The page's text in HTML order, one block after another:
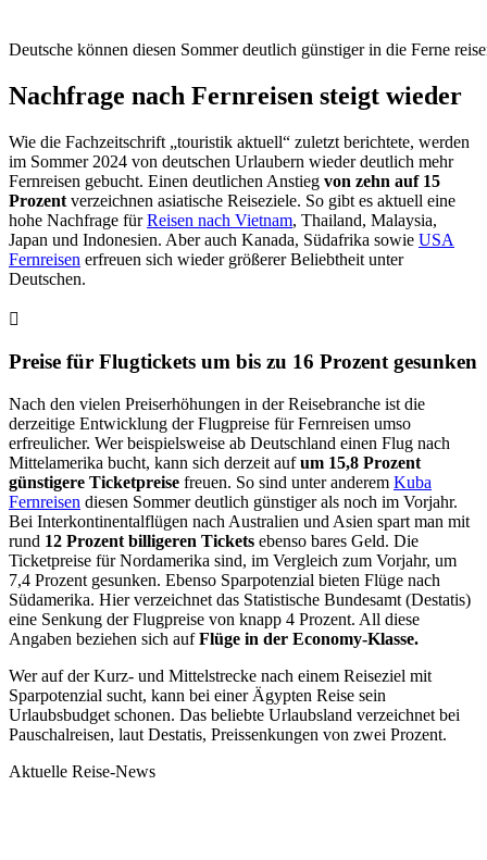
Deutsche können diesen Sommer deutlich günstiger in die Ferne
Nachfrage nach Fernreisen steigt wieder
Wie die Fachzeitschrift „touristik aktuell“ zuletzt berichtete, werden
im Sommer 2024 von deutschen Urlaubern wieder deutlich mehr
Fernreisen gebucht. Einen deutlichen Anstieg von zehn auf 15
Prozent verzeichnen asiatische Reiseziele. So gibt es aktuell eine
hohe Nachfrage fürReisen nach Vietnam, Thailand, Malaysia,
Japan und Indonesien. Aber auch Kanada, Südafrika sowie USA
Fernreisen erfreuen sich wieder größerer Beliebtheit unter
Deutschen.
Preise für Flugtickets um bis zu 16 Prozent gesunken
Nach den vielen Preiserhöhungen in der Reisebranche ist die
derzeitige Entwicklung der Flugpreise für Fernreisen umso
erfreulicher. Wer beispielsweise ab Deutschland einen Flug nach
Mittelamerika bucht, kann sich derzeit aufum 15,8 Prozent
günstigere Ticketpreise freuen. So sind unter anderem Kuba
Fernreisen diesen Sommer deutlich günstiger als noch im Vorjahr.
Bei Interkontinentalflügen nach Australien und Asien spart man mit
rund 12 Prozent billigeren Tickets ebenso bares Geld. Die
Ticketpreise für Nordamerika sind, im Vergleich zum Vorjahr, um
7,4 Prozent gesunken. Ebenso Sparpotenzial bieten Flüge nach
Südamerika. Hier verzeichnet das Statistische Bundesamt (Destatis)
eine Senkung der Flugpreise von knapp 4 Prozent. All diese
Angaben beziehen sich aufFlüge in der Economy-Klasse.
Wer auf der Kurz- und Mittelstrecke nach einem Reiseziel mit
Sparpotenzial sucht, kann bei einer Ägypten Reise sein
Urlaubsbudget schonen. Das beliebte Urlaubsland verzeichnet bei
Pauschalreisen, laut Destatis, Preissenkungen von zwei Prozent.
Aktuelle Reise-News